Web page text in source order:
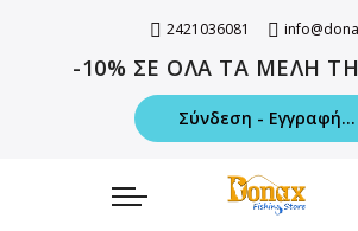
2421036081
-10% ΣΕ ΟΛΑ ΤΑ ΜΕΛΗ
Σύνδεση - Εγγραφή...